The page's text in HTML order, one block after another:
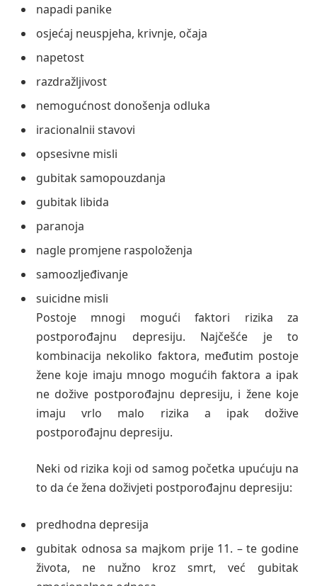
napadi panike
osjećaj neuspjeha, krivnje, očaja
napetost
razdražljivost
nemogućnost donošenja odluka
iracionalnii stavovi
opsesivne misli
gubitak samopouzdanja
gubitak libida
paranoja
nagle promjene raspoloženja
samoozljeđivanje
suicidne misli
Postoje mnogi mogući faktori rizika za
postporođajnu depresiju. Najčešće je to
kombinacija nekoliko faktora, međutim postoje
žene koje imaju mnogo mogućih faktora a ipak
ne dožive postporođajnu depresiju, i žene koje
imaju vrlo malo rizika a ipak dožive
postporođajnu depresiju.
Neki od rizika koji od samog početka upućuju na
to da će žena doživjeti postporođajnu depresiju:
predhodna depresija
gubitak odnosa sa majkom prije 11. – te godine
života, ne nužno kroz smrt, već gubitak